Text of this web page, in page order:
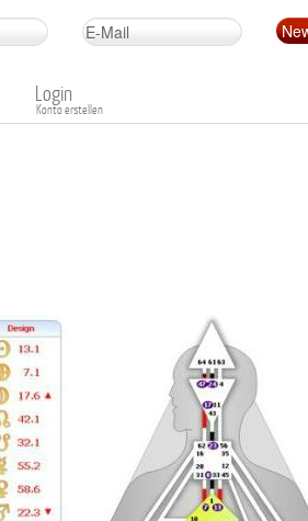
Login
Konto erstellen